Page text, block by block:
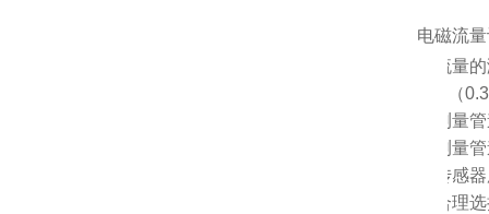
电磁流
流量
（
测量
测量
传感
合理